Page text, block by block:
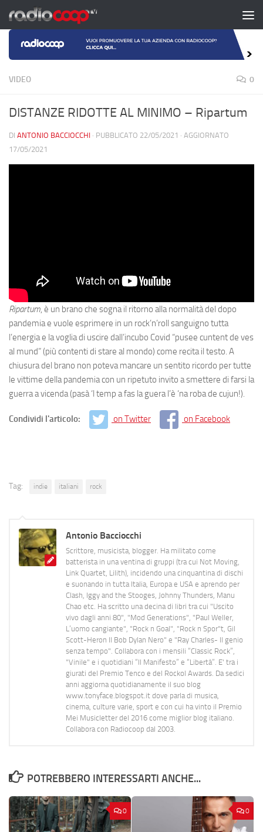
Salta al contenuto
VIDEO 0
DISTANZE RIDOTTE AL MINIMO – Ripartum
DI ANTONIO BACCIOCCHI · PUBBLICATO 22/05/2021 · AGGIORNATO
17/05/2021
Ripartum, è un brano che sogna il ritorno alla normalità del dopo
pandemia e vuole esprimere in un rock’n’roll sanguigno tutta
l’energia e la voglia di uscire dall’incubo Covid “pusee cuntent de ves
al mund” (più contenti di stare al mondo) come recita il testo. A
chiusura del brano non poteva mancare un sentito ricordo per tutte
le vittime della pandemia con un ripetuto invito a smettere di farsi la
guerra a vicenda (pasà ‘l temp a fas la guera l’è ‘na roba de cujun!).
Condividi l'articolo: on Twitter on Facebook
Tag: indie italiani rock
Antonio Bacciocchi
Scrittore, musicista, blogger. Ha militato come
batterista in una ventina di gruppi (tra cui Not Moving,
Link Quartet, Lilith), incidendo una cinquantina di dischi
e suonando in tutta Italia, Europa e USA e aprendo per
Clash, Iggy and the Stooges, Johnny Thunders, Manu
Chao etc. Ha scritto una decina di libri tra cui "Uscito
vivo dagli anni 80", "Mod Generations", "Paul Weller,
L’uomo cangiante", "Rock n Goal", "Rock n Spor"t, Gil
Scott-Heron Il Bob Dylan Nero" e "Ray Charles- Il genio
senza tempo". Collabora con i mensili “Classic Rock”,
"Vinile" e i quotidiani “Il Manifesto” e “Libertà”. E' tra i
giurati del Premio Tenco e del Rockol Awards. Da sedici
anni aggiorna quotidianamente il suo blog
www.tonyface.blogspot.it dove parla di musica,
cinema, culture varie, sport e con cui ha vinto il Premio
Mei Musicletter del 2016 come miglior blog italiano.
Collabora con Radiocoop dal 2003.
POTREBBERO INTERESSARTI ANCHE...
0 0